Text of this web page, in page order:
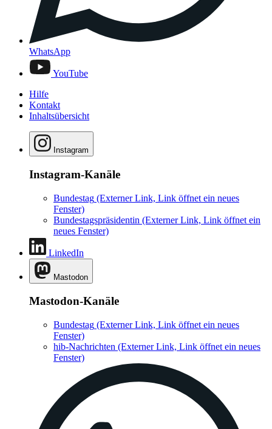
WhatsApp
YouTube
Hilfe
Kontakt
Inhaltsübersicht
Instagram
Instagram-Kanäle
Bundestag (Externer Link, Link öffnet ein neues
Fenster)
Bundestagspräsidentin (Externer Link, Link öffnet ein
neues Fenster)
LinkedIn
Mastodon
Mastodon-Kanäle
Bundestag (Externer Link, Link öffnet ein neues
Fenster)
hib-Nachrichten (Externer Link, Link öffnet ein neues
Fenster)